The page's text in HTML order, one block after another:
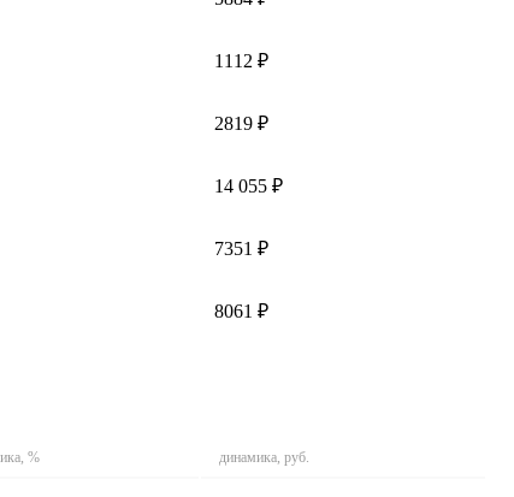
1112 ₽
2819 ₽
14 055 ₽
7351 ₽
8061 ₽
% динамика, руб.